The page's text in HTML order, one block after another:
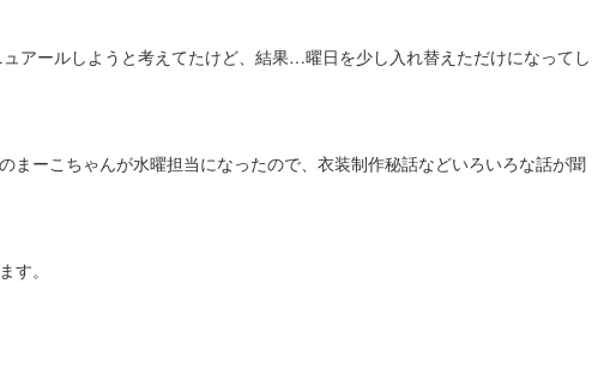
アールしようと考えてたけど、結果…曜日を少し入れ替えただけになってし
まーこちゃんが水曜担当になったので、衣装制作秘話などいろいろな話が聞
す。